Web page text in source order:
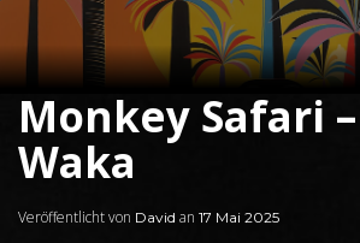
Monkey Safari
Waka
Veröffentlicht von David an 17 Mai 2025